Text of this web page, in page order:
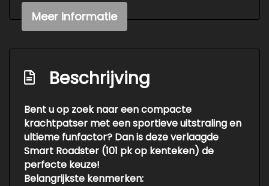
Centr. deurvergr. met a.b. en
Elektrisch vouwdak
Lichtmetalen velgen 15"
Meer informatie
Beschrijving
Bent u op zoek naar een compacte
krachtpatser met een sportieve uitstraling en
ultieme funfactor? Dan is dezeverlaagde
Smart Roadster (101 pk op kenteken) de
perfecte keuze!
Belangrijkste kenmerken: